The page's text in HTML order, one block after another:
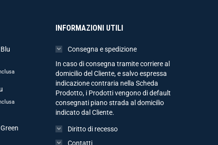
INFORMAZIONI UTILI
Consegna e spedizione
In caso di consegna tramite corriere al
domicilio del Cliente, e salvo espressa
indicazione contraria nella Scheda
Prodotto, i Prodotti vengono di default
consegnati piano strada al domicilio
indicato dal Cliente.
Diritto di recesso
Contatti